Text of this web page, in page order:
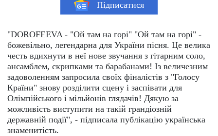
Підписатися
"DOROFEEVA - "Ой там на горі" "Ой там на горі" -
божевільно, легендарна для України пісня. Це велика
честь вдихнути в неї нове звучання з гітарним соло,
ансамблем, скрипками та барабанами! Із величезним
задоволенням запросила своїх фіналістів з "Голосу
Країни" знову розділити сцену і заспівати для
Олімпійського і мільйонів глядачів! Дякую за
можливість виступити на такій грандіозній
державній події", - підписала публікацію українська
знаменитість.